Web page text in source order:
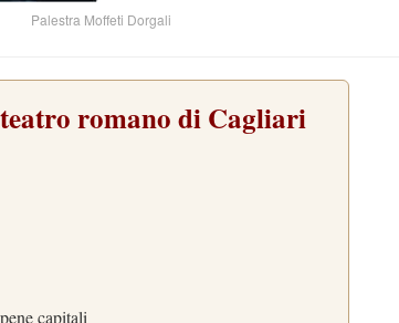
Palestra Moffeti Dorgali
romano di Cagliari
capitali